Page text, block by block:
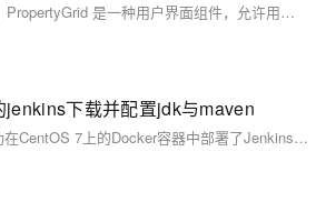
【11月更文挑战第15天】PropertyGrid 是一种用户界面组件，允许用户直观地查看和编辑对象属性。WPF 中虽无内置控件，但可通过组合 Expander 和 DataGrid 实现基本功能，或使用 PropertyTools 等第三方库获得更强大的功能。
下载并配置jdk与maven
通过上述步骤，您将成功在CentOS 7上的Docker容器中部署了Jenkins，并配置好了JDK与Maven，为持续集成和自动化构建打下了坚实基础。